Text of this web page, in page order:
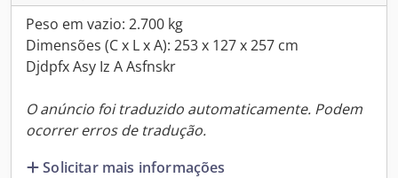
Peso em vazio: 2.700 kg
Dimensões (C x L x A): 253 x 127 x 257 cm
Djdpfx Asy Iz A Asfnskr
O anúncio foi traduzido automaticamente. Podem
ocorrer erros de tradução.
Solicitar mais informações